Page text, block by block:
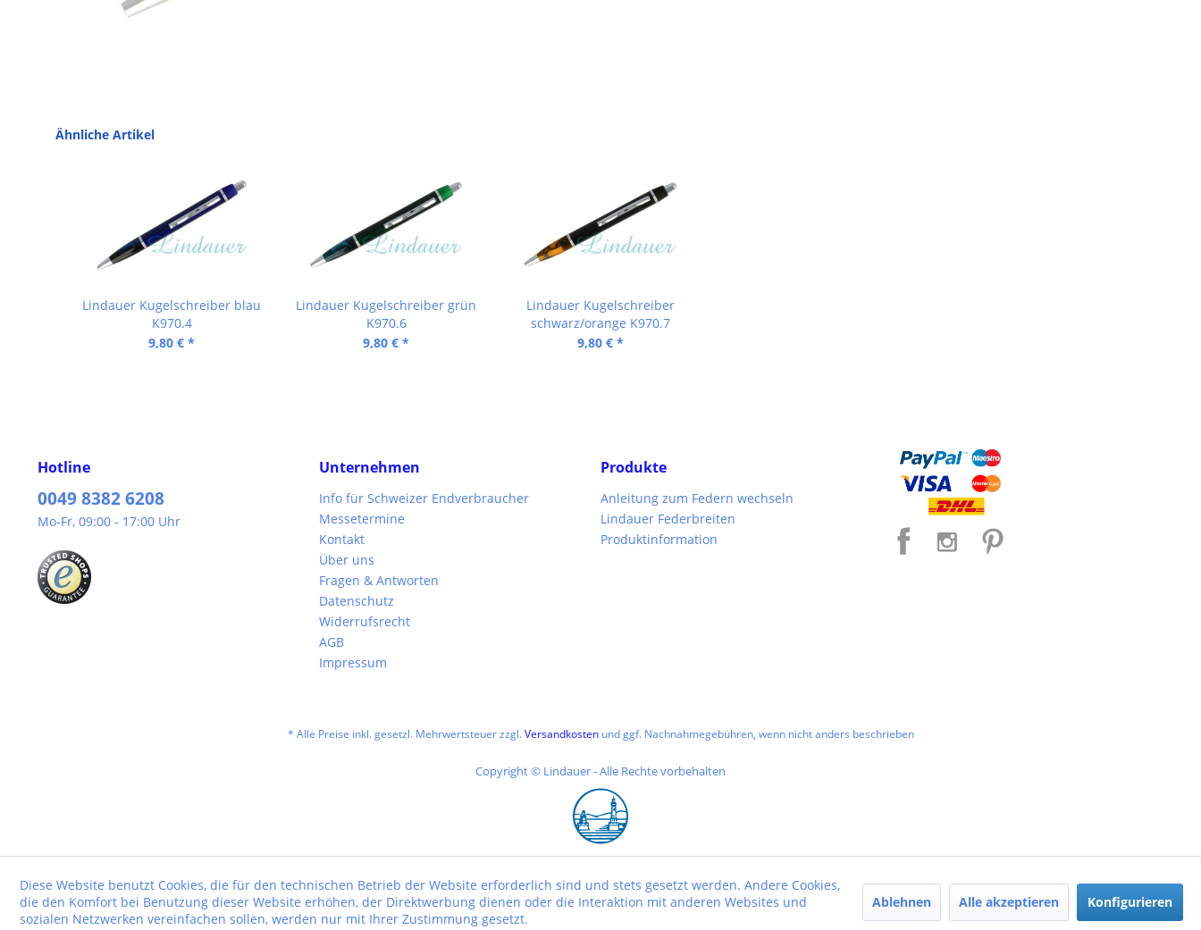
Ähnliche Artikel
Lindauer Kugelschreiber blau
K970.4
9,80 € *
Lindauer Kugelschreiber grün
K970.6
9,80 € *
Lindauer Kugelschreiber
schwarz/orange K970.7
9,80 € *
Hotline
0049 8382 6208
Mo-Fr, 09:00 - 17:00 Uhr
Unternehmen
Info für Schweizer Endverbraucher
Messetermine
Kontakt
Über uns
Fragen & Antworten
Datenschutz
Widerrufsrecht
AGB
Impressum
Produkte
Anleitung zum Federn wechseln
Lindauer Federbreiten
Produktinformation
* Alle Preise inkl. gesetzl. Mehrwertsteuer zzgl.Versandkostenund ggf. Nachnahmegebühren, wenn nicht anders beschrieben
Copyright © Lindauer - Alle Rechte vorbehalten
Diese Website benutzt Cookies, die für den technischen Betrieb der Website erforderlich sind und stets gesetzt werden. Andere Cookies,
die den Komfort bei Benutzung dieser Website erhöhen, der Direktwerbung dienen oder die Interaktion mit anderen Websites und
sozialen Netzwerken vereinfachen sollen, werden nur mit Ihrer Zustimmung gesetzt.
Ablehnen Alle akzeptieren Konfigurieren